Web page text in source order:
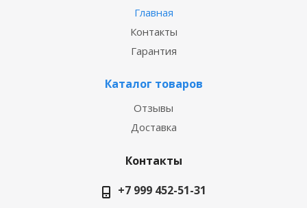
Главная
Контакты
Гарантия
Каталог товаров
Отзывы
Доставка
Контакты
+7 999 452-51-31